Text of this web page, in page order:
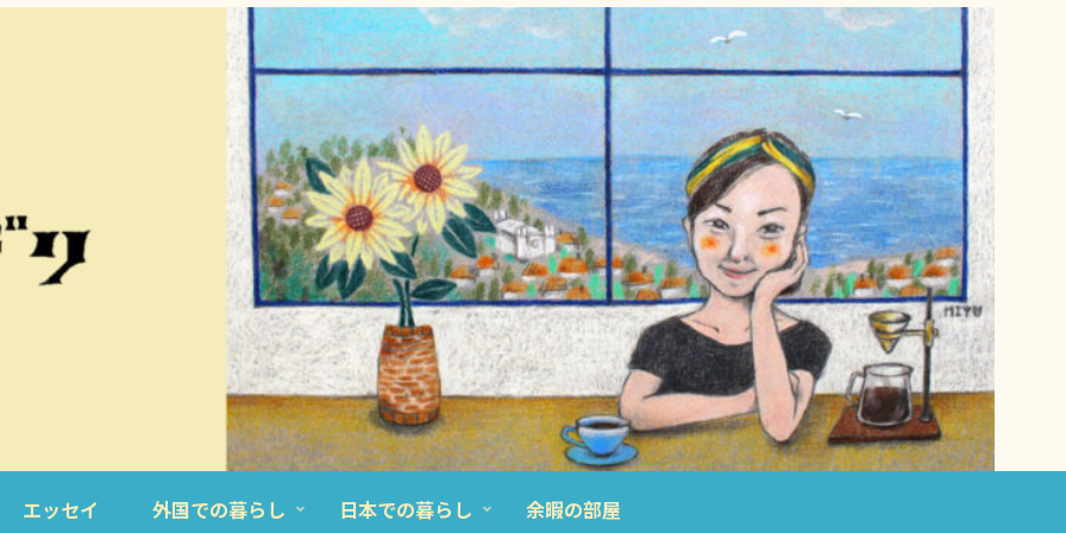
エッセイ 外国での暮らし 日本での暮らし 余暇の部屋